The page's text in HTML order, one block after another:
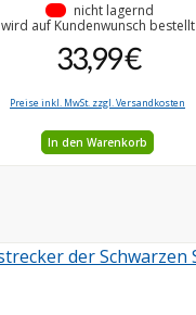
nicht lagernd
wird auf Kundenwunsch bestellt
33,99 €
Preise inkl. MwSt. zzgl. Versandkosten
In den Warenkorb